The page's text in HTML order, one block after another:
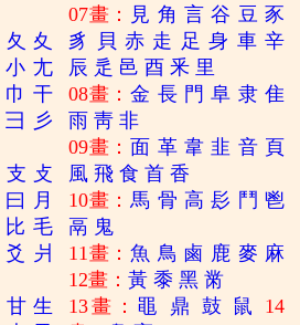
夂 夊
小 尢
巾 干
彐
彡
支 攴
曰 月
比 毛
爻 爿
甘 生
07畫： 見 角 言 谷 豆 豕
豸
貝 赤 走 足 身 車 辛
辰 辵 邑 酉 釆 里
08畫：金 長 門 阜 隶 隹
雨 靑 非
09畫： 面 革 韋 韭 音 頁
風 飛 食 首 香
10畫：馬 骨 高 髟 鬥 鬯
鬲 鬼
11畫：魚 鳥 鹵 鹿 麥 麻
12畫：黃 黍 黑 黹
13畫： 黽 鼎 鼓 鼠
14